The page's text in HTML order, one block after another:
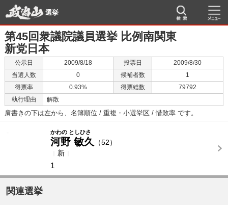
選挙
第45回衆議院議員選挙 比例南関東
新党日本
公示日 2009/8/18 投票日
2009/8/30
当選人数
0 候補者数
1
得票率
0.93% 得票総数
79792
執行理由
解散
肩書きの下は左から、名簿順位 / 重複・小選挙区 / 惜敗率 です。
かわの としひさ
河野 敏久
（52）
新
1
関連選挙